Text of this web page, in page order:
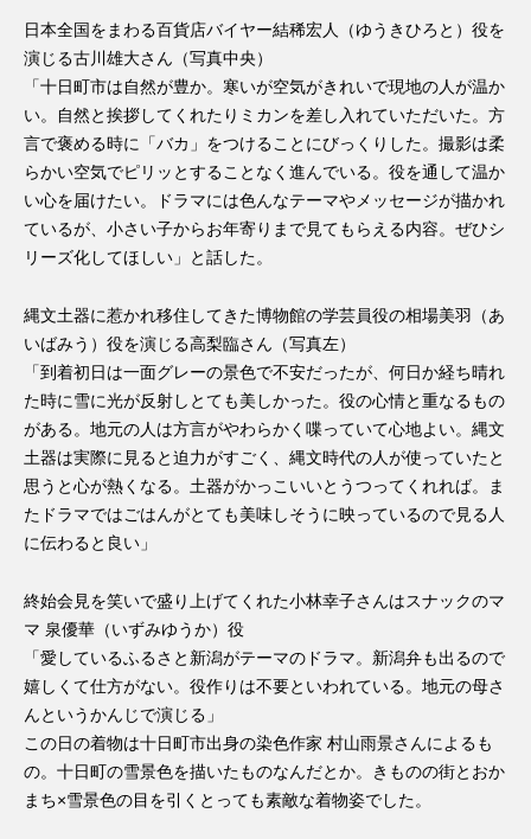
日本全国をまわる百貨店バイヤー結稀宏人（ゆうきひろと）役を
演じる古川雄大さん（写真中央）
「十日町市は自然が豊か。寒いが空気がきれいで現地の人が温か
い。自然と挨拶してくれたりミカンを差し入れていただいた。方
言で褒める時に「バカ」をつけることにびっくりした。撮影は柔
らかい空気でピリッとすることなく進んでいる。役を通して温か
い心を届けたい。ドラマには色んなテーマやメッセージが描かれ
ているが、小さい子からお年寄りまで見てもらえる内容。ぜひシ
リーズ化してほしい」と話した。
縄文土器に惹かれ移住してきた博物館の学芸員役の相場美羽（あ
いばみう）役を演じる高梨臨さん（写真左）
「到着初日は一面グレーの景色で不安だったが、何日か経ち晴れ
た時に雪に光が反射しとても美しかった。役の心情と重なるもの
がある。地元の人は方言がやわらかく喋っていて心地よい。縄文
土器は実際に見ると迫力がすごく、縄文時代の人が使っていたと
思うと心が熱くなる。土器がかっこいいとうつってくれれば。ま
たドラマではごはんがとても美味しそうに映っているので見る人
に伝わると良い」
終始会見を笑いで盛り上げてくれた小林幸子さんはスナックのマ
マ 泉優華（いずみゆうか）役
「愛しているふるさと新潟がテーマのドラマ。新潟弁も出るので
嬉しくて仕方がない。役作りは不要といわれている。地元の母さ
んというかんじで演じる」
この日の着物は十日町市出身の染色作家 村山雨景さんによるも
の。十日町の雪景色を描いたものなんだとか。きものの街とおか
まち×雪景色の目を引くとっても素敵な着物姿でした。